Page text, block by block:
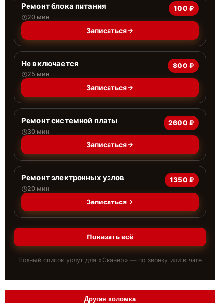
Ремонт блока питания
20 мин
100 ₽
Записаться
Не включается
25 мин
800 ₽
Записаться
Ремонт системной платы
30 мин
2600 ₽
Записаться
Ремонт электронных узлов
20 мин
1350 ₽
Записаться
Показать всё
Полный список услуг для « Сканер » — по звонку или в чате
Другая поломка